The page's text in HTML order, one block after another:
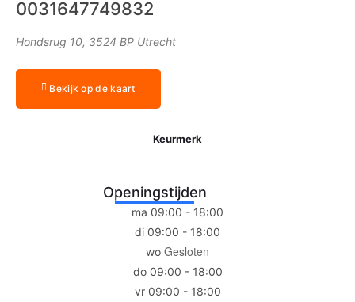
0031647749832
Hondsrug 10, 3524 BP Utrecht
Bekijk op de kaart
Keurmerk
Openingstijden
ma 09:00 - 18:00
di 09:00 - 18:00
wo Gesloten
do 09:00 - 18:00
vr 09:00 - 18:00